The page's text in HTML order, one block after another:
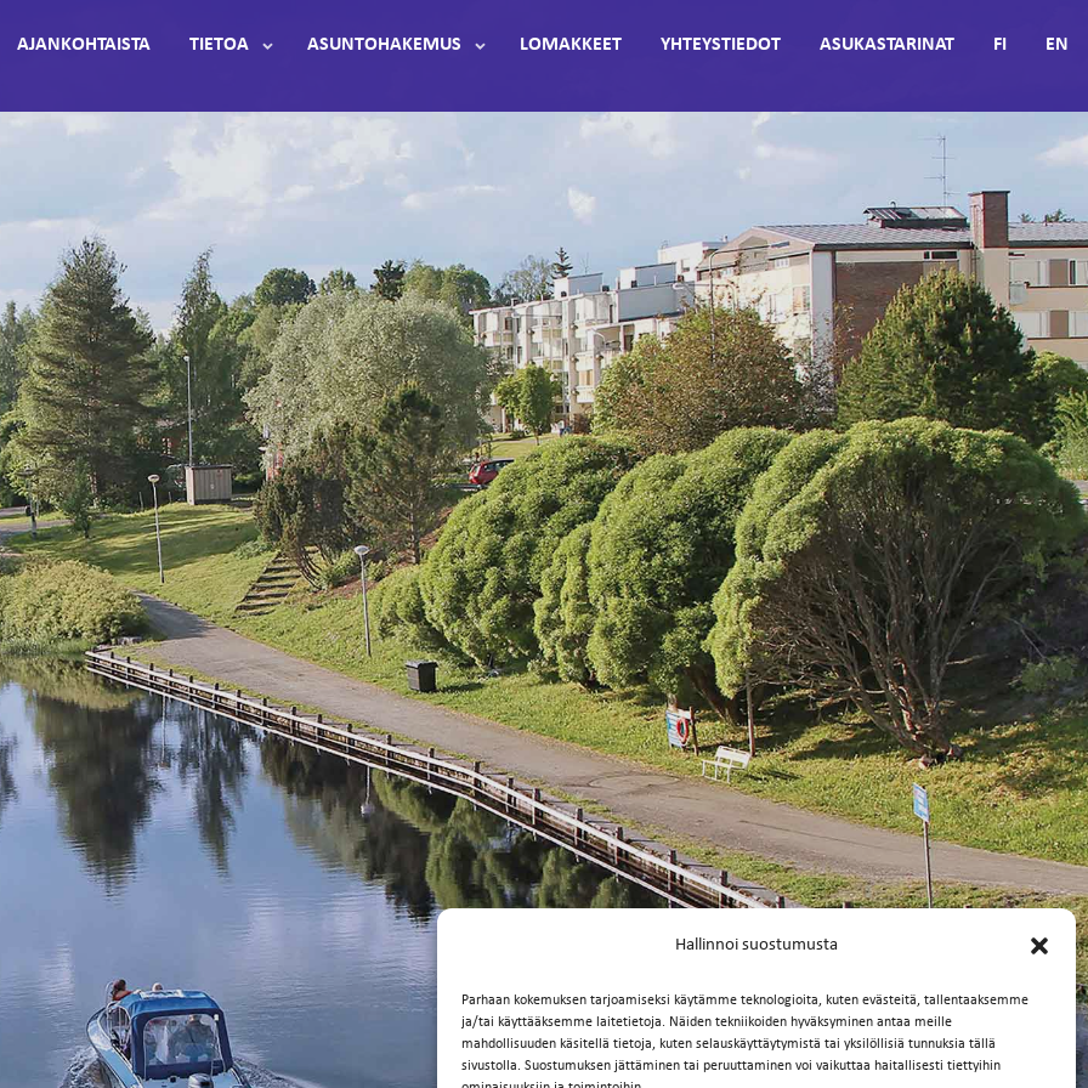
Hallinnoi suostumusta
Parhaan kokemuksen tarjoamiseksi käytämme teknologioita, kuten evästeitä, tallentaaksemme
ja/tai käyttääksemme laitetietoja. Näiden tekniikoiden hyväksyminen antaa meille
mahdollisuuden käsitellä tietoja, kuten selauskäyttäytymistä tai yksilöllisiä tunnuksia tällä
sivustolla. Suostumuksen jättäminen tai peruuttaminen voi vaikuttaa haitallisesti tiettyihin
AJANKOHTAISTA TIETOA ASUNTOHAKEMUS LOMAKKEET YHTEYSTIEDOT ASUKASTARINAT FI EN